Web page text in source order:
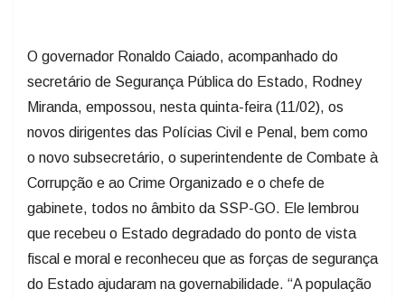
O governador Ronaldo Caiado, acompanhado do
secretário de Segurança Pública do Estado, Rodney
Miranda, empossou, nesta quinta-feira (11/02), os
novos dirigentes das Polícias Civil e Penal, bem como
o novo subsecretário, o superintendente de Combate à
Corrupção e ao Crime Organizado e o chefe de
gabinete, todos no âmbito da SSP-GO. Ele lembrou
que recebeu o Estado degradado do ponto de vista
fiscal e moral e reconheceu que as forças de segurança
do Estado ajudaram na governabilidade. “A população